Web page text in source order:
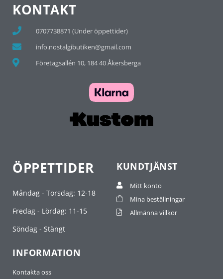
KONTAKT
0707738871 (Under öppettider)
info.nostalgibutiken@gmail.com
Företagsallén 10, 184 40 Åkersberga
ÖPPETTIDER
Måndag - Torsdag: 12-18
Fredag - Lördag: 11-15
Söndag - Stängt
KUNDTJÄNST
Mitt konto
Mina beställningar
Allmänna villkor
INFORMATION
Kontakta oss